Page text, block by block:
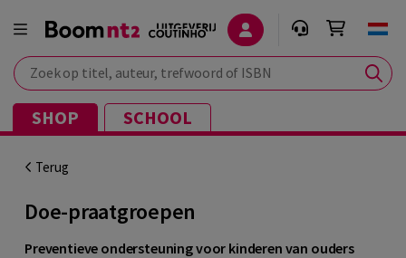
Zoek op titel, auteur, trefwoord of ISBN
SHOP SCHOOL
Terug
Doe-praatgroepen
Preventieve ondersteuning voor kinderen van ouders